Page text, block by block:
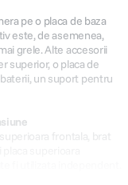
pe o placa de baza
este, de asemenea,
grele. Alte accesorii
superior, o placa de
un suport pentru
frontala, brat